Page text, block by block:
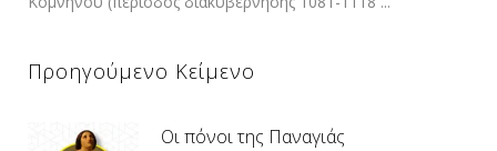
Προηγούμενο Κείμενο
Οι πόνοι της Παναγιάς